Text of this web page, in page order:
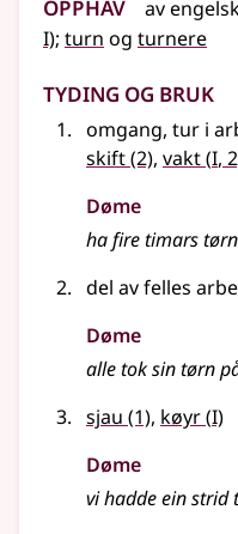
av
I); turn og turnere
Tyding og bruk
omgang, tur i
skift(2), vakt(1
I,
Døme
ha fire timars tørn
del av felles
Døme
alle tok sin tørn
sjau (1), køyr(1
I)
Døme
vi hadde ein strid